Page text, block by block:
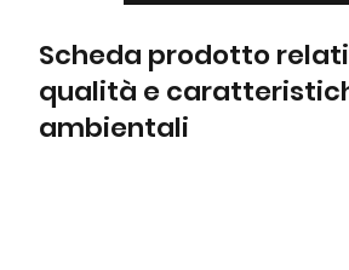
Scheda prodotto
qualità e
ambientali